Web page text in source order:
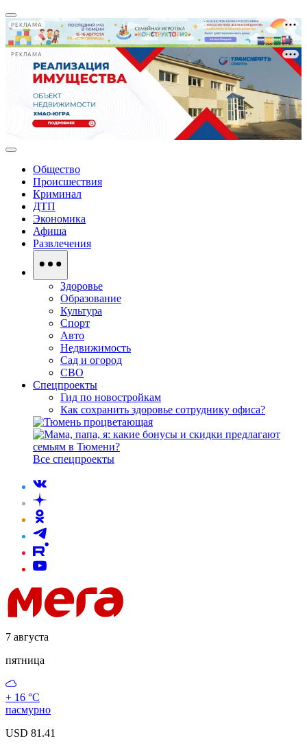
РЕКЛАМА
РЕКЛАМА
Общество
Происшествия
Криминал
ДТП
Экономика
Афиша
Развлечения
Здоровье
Образование
Культура
Спорт
Авто
Недвижимость
Сад и огород
СВО
Спецпроекты
Гид по новостройкам
Как сохранить здоровье сотруднику офиса?
Все спецпроекты
7 августа
пятница
+ 16 °С
пасмурно
USD 81.41